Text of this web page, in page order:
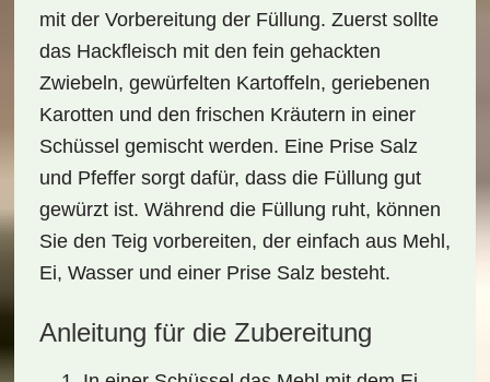
mit der Vorbereitung der Füllung. Zuerst sollte
das Hackfleisch mit den fein gehackten
Zwiebeln, gewürfelten Kartoffeln, geriebenen
Karotten und den frischen Kräutern in einer
Schüssel gemischt werden. Eine Prise Salz
und Pfeffersorgt dafür, dass die Füllung gut
gewürzt ist. Während die Füllung ruht, können
Sie den Teig vorbereiten, der einfach aus Mehl,
Ei, Wasser und einer Prise Salz besteht.
Anleitung für die Zubereitung